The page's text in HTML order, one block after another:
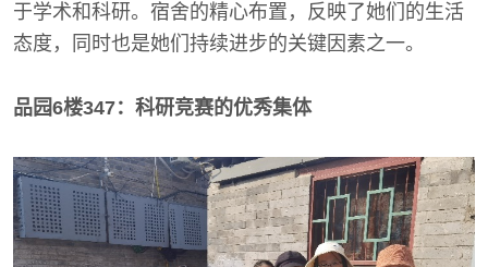
于学术和科研。宿舍的精心布置，反映了她们的生活
态度，同时也是她们持续进步的关键因素之一。
品园6楼347：科研竞赛的优秀集体